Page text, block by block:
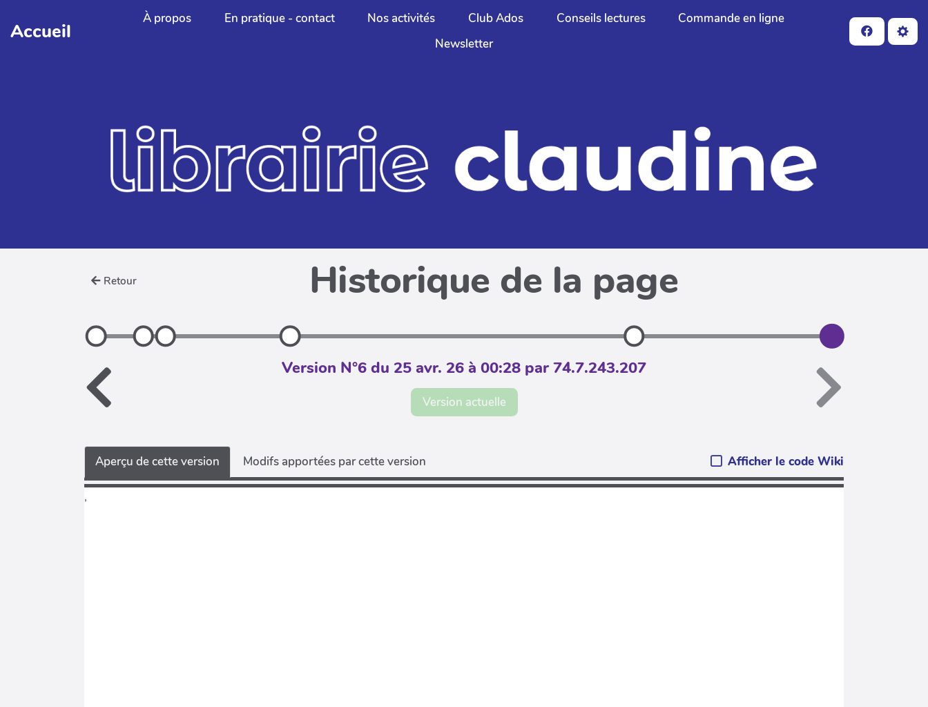
Aller au contenu principal
Accueil
À propos En pratique - contact Nos activités Club Ados Conseils lectures
Commande en ligne
Newsletter
Retour Historique de la page
Version N°6 du 25 avr. 26 à 00:28 par 74.7.243.207
Version actuelle
Aperçu de cette version Modifs apportées par cette version Afficher le code Wiki